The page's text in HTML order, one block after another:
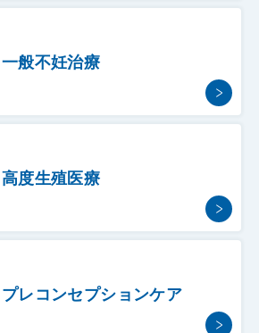
一般不妊治療
高度生殖医療
プレコンセプションケア